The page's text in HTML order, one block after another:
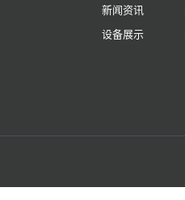
新闻资讯
设备展示